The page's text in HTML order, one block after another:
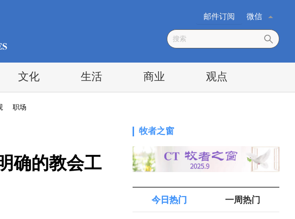
微信
邮件订阅
文化 生活 商业 观点
职场
确的教会工
牧者之窗
今日热门 一周热门